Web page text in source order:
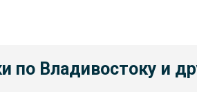
по Владивостоку и